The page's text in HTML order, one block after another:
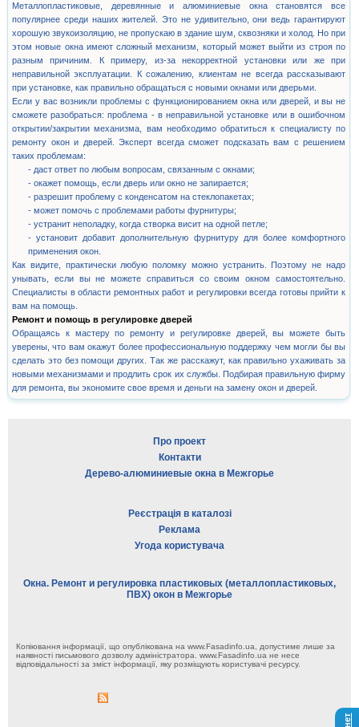
Металлопластиковые, деревянные и алюминиевые окна становятся все
популярнее среди наших жителей. Это не удивительно, они ведь гарантируют
хорошую звукоизоляцию, не пропускаю в здание шум, сквозняки и холод. Но при
этом новые окна имеют сложный механизм, который может выйти из строя по
разным причиним. К примеру, из-за некорректной установки или же при
неправильной эксплуатации. К сожалению, клиентам не всегда рассказывают
при установке, как правильно обращаться с новыми окнами или дверьми.
Если у вас возникли проблемы с функционированием окна или дверей, и вы не
сможете разобраться: проблема - в неправильной установке или в ошибочном
открытии/закрытии механизма, вам необходимо обратиться к специалисту по
ремонту окон и дверей. Эксперт всегда сможет подсказать вам с решением
таких проблемам:
- даст ответ по любым вопросам, связанным с окнами;
- окажет помощь, если дверь или окно не запирается;
- разрешит проблему с конденсатом на стеклопакетах;
- может помочь с проблемами работы фурнитуры;
- устранит неполадку, когда створка висит на одной петле;
- установит добавит дополнительную фурнитуру для более комфортного
применения окон.
Как видите, практически любую поломку можно устранить. Поэтому не надо
унывать, если вы не можете справиться со своим окном самостоятельно.
Специалисты в области ремонтных работ и регулировки всегда готовы прийти к
вам на помощь.
Ремонт и помощь в регулировке дверей
Обращаясь к мастеру по ремонту и регулировке дверей, вы можете быть
уверены, что вам окажут более профессиональную поддержку чем могли бы вы
сделать это без помощи других. Так же расскажут, как правильно ухаживать за
новыми механизмами и продлить срок их службы. Подбирая правильную фирму
для ремонта, вы экономите свое время и деньги на замену окон и дверей.
Про проект
Контакти
Дерево-алюминиевые окна в Межгорье
Реєстрація в каталозі
Реклама
Угода користувача
Окна. Ремонт и регулировка пластиковых (металлопластиковых,
ПВХ) окон в Межгорье
Копіювання інформації, що опублікована на www.Fasadinfo.ua, допустиме лише за
наявності письмового дозволу адміністратора. www.Fasadinfo.ua не несе
відповідальності за зміст інформації, яку розміщують користувачі ресурсу.